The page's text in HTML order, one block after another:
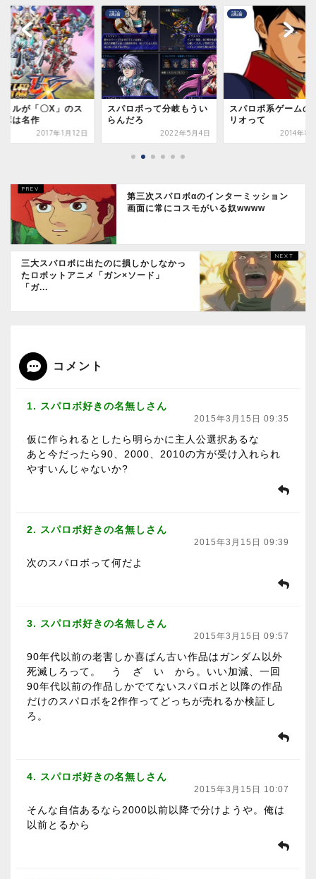
トルが「〇X」のス
ボは名作
2017年1月12日
議論
スパロボって分岐もうい
らんだろ
2022年5月4日
議論
スパロボ系ゲームの
リオって
2014年8
第三次スパロボαのインターミッション
画面に常にコスモがいる奴wwww
三大スパロボに出たのに損しかしなかっ
たロボットアニメ「ガン×ソード」
「ガ...
コメント
1. スパロボ好きの名無しさん
2015年3月15日 09:35
仮に作られるとしたら明らかに主人公選択あるな
あと今だったら90、2000、2010の方が受け入れられ
やすいんじゃないか?
2. スパロボ好きの名無しさん
2015年3月15日 09:39
次のスパロボって何だよ
3. スパロボ好きの名無しさん
2015年3月15日 09:57
90年代以前の老害しか喜ばん古い作品はガンダム以外
死滅しろって。 う ざ い から。いい加減、一回
90年代以前の作品しかでてないスパロボと以降の作品
だけのスパロボを2作作ってどっちが売れるか検証し
ろ。
4. スパロボ好きの名無しさん
2015年3月15日 10:07
そんな自信あるなら2000以前以降で分けようや。俺は
以前とるから